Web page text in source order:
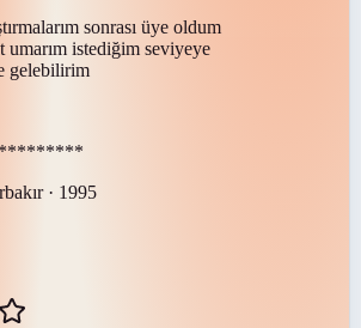
sonrası üye oldum
umarım istediğim seviyeye
gelebilirim
· 1995